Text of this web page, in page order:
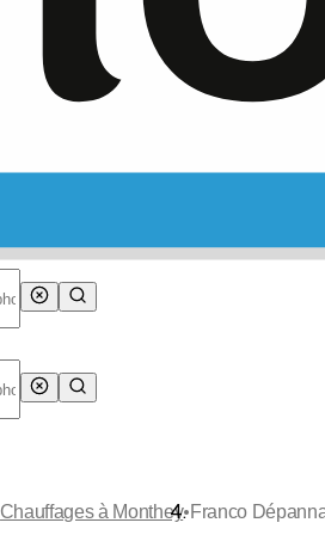
Chauffages à Monthey•Franco